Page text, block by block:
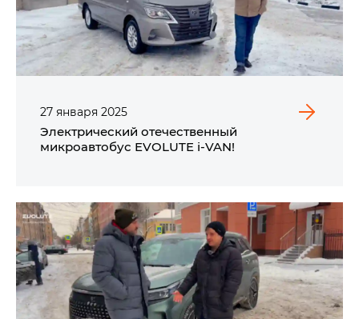
27 января 2025
Электрический отечественный
микроавтобус EVOLUTE i‑VAN!